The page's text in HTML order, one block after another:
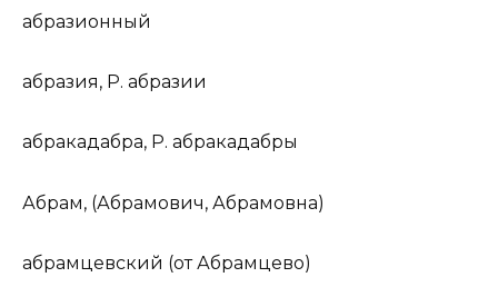
абразионный
абразия, Р. абразии
абракадабра, Р. абракадабры
Абрам, (Абрамович, Абрамовна)
абрамцевский (отАбрамцево)